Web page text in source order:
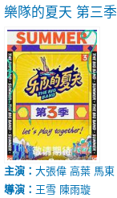
樂隊的夏天 第三季
主演： 大張偉 高葉 馬東
導演： 王雪 陳雨璇